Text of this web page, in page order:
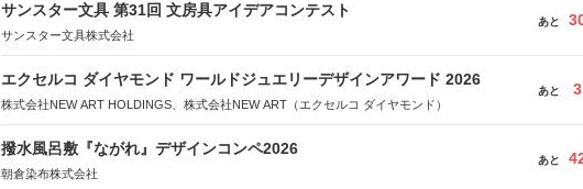
サンスター文具 第31回 文房具アイデアコンテスト
サンスター文具株式会社
あと
エクセルコ ダイヤモンド ワールドジュエリーデザインアワード 2026
株式会社NEW ART HOLDINGS、株式会社NEW ART（エクセルコ ダイヤモンド）
あと 3
撥水風呂敷『ながれ』デザインコンペ2026
朝倉染布株式会社
あと